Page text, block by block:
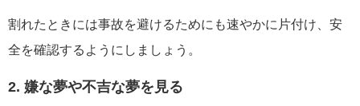
割れたときには事故を避けるためにも速やかに片付け、安
全を確認するようにしましょう。
2. 嫌な夢や不吉な夢を見る